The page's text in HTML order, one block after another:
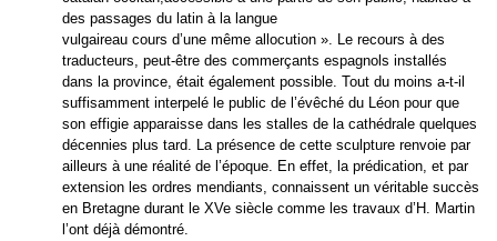
des passages du latin à la langue
vulgaireau cours d’une même allocution ». Le recours à des
traducteurs, peut-être des commerçants espagnols installés
dans la province, était également possible. Tout du moins a-t-il
suffisamment interpelé le public de l’évêché du Léon pour que
son effigie apparaisse dans les stalles de la cathédrale quelques
décennies plus tard. La présence de cette sculpture renvoie par
ailleurs à une réalité de l’époque. En effet, la prédication, et par
extension les ordres mendiants, connaissent un véritable succès
en Bretagne durant le XVe siècle comme les travaux d’H. Martin
l’ont déjà démontré.